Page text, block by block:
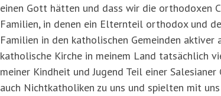
einen Gott hätten und dass wir die orthodoxen
Familien, in denen ein Elternteil orthodox und
Familien in den katholischen Gemeinden
katholische Kirche in meinem Land tatsächlich
meiner Kindheit und Jugend Teil einer
auch Nichtkatholiken zu uns und spielten mit